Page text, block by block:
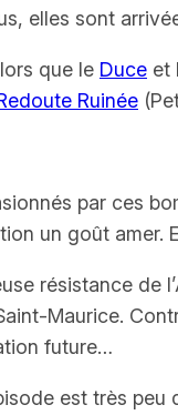
elles sont
que le Duce et
Ruinée
par ces
un goût amer.
résistance de
Maurice.
future…
est très